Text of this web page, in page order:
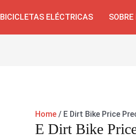
BICICLETAS ELÉCTRICAS
Home / E Dirt Bike Price
E Dirt Bike